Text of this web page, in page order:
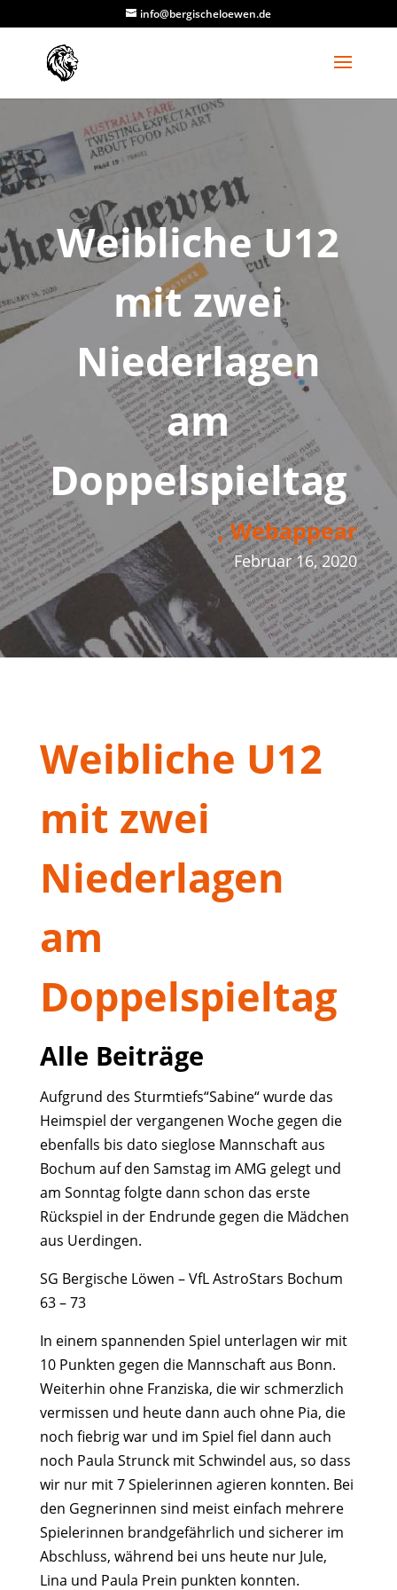
info@bergischeloewen.de
Weibliche U12
mit zwei
Niederlagen
am
Doppelspieltag
, Webappear
Februar 16, 2020
Weibliche U12
mit zwei
Niederlagen
am
Doppelspieltag
Alle Beiträge
Aufgrund des Sturmtiefs“Sabine“ wurde das
Heimspiel der vergangenen Woche gegen die
ebenfalls bis dato sieglose Mannschaft aus
Bochum auf den Samstag im AMG gelegt und
am Sonntag folgte dann schon das erste
Rückspiel in der Endrunde gegen die Mädchen
aus Uerdingen.
SG Bergische Löwen – VfL AstroStars Bochum
63 – 73
In einem spannenden Spiel unterlagen wir mit
10 Punkten gegen die Mannschaft aus Bonn.
Weiterhin ohne Franziska, die wir schmerzlich
vermissen und heute dann auch ohne Pia, die
noch fiebrig war und im Spiel fiel dann auch
noch Paula Strunck mit Schwindel aus, so dass
wir nur mit 7 Spielerinnen agieren konnten. Bei
den Gegnerinnen sind meist einfach mehrere
Spielerinnen brandgefährlich und sicherer im
Abschluss, während bei uns heute nur Jule,
Lina und Paula Prein punkten konnten.